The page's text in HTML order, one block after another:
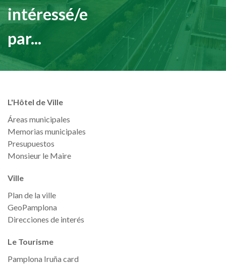
intéressé/e
par...
L'Hôtel de Ville
Áreas municipales
Memorias municipales
Presupuestos
Monsieur le Maire
Ville
Plan de la ville
GeoPamplona
Direcciones de interés
Le Tourisme
Pamplona Iruña card